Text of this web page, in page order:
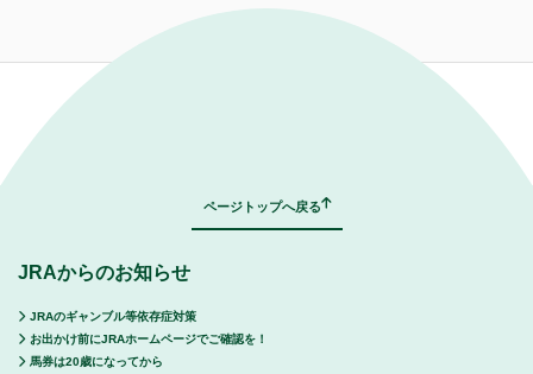
ページトップへ戻る
JRAからのお知らせ
JRAのギャンブル等依存症対策
お出かけ前にJRAホームページでご確認を！
馬券は20歳になってから